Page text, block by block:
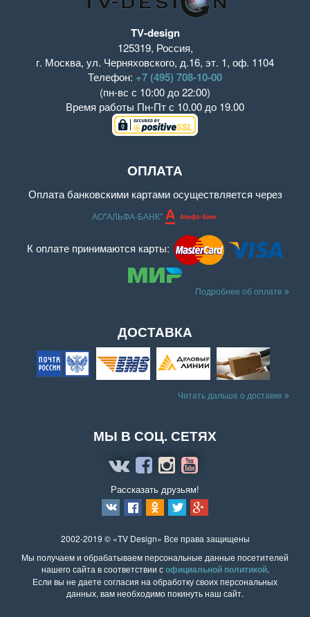
TV-design
125319, Россия,
г. Москва, ул. Черняховского, д.16, эт. 1, оф. 1104
Телефон: +7 (495) 708-10-00
(пн-вс с 10:00 до 22:00)
Время работы Пн-Пт с 10.00 до 19.00
ОПЛАТА
Оплата банковскими картами осуществляется через
АО"АЛЬФА-БАНК"
К оплате принимаются карты:
Подробнее об оплате
ДОСТАВКА
Читать дальше о доставке
МЫ В СОЦ. СЕТЯХ
Рассказать друзьям!
2002-2019 © «TV Design» Все права защищены
Мы получаем и обрабатываем персональные данные посетителей
нашего сайта в соответствии софициальной политикой.
Если вы не даете согласия на обработку своих персональных
данных, вам необходимо покинуть наш сайт.